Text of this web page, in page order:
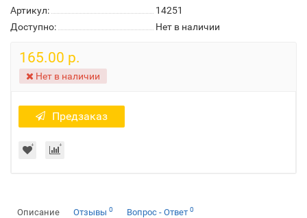
Артикул:
14251
Доступно:
Нет в наличии
165.00 р.
Нет в наличии
Предзаказ
Описание Отзывы 0 Вопрос - Ответ 0